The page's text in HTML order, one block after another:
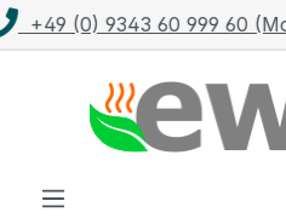
Zum Hauptinhalt springen
Kostenloser